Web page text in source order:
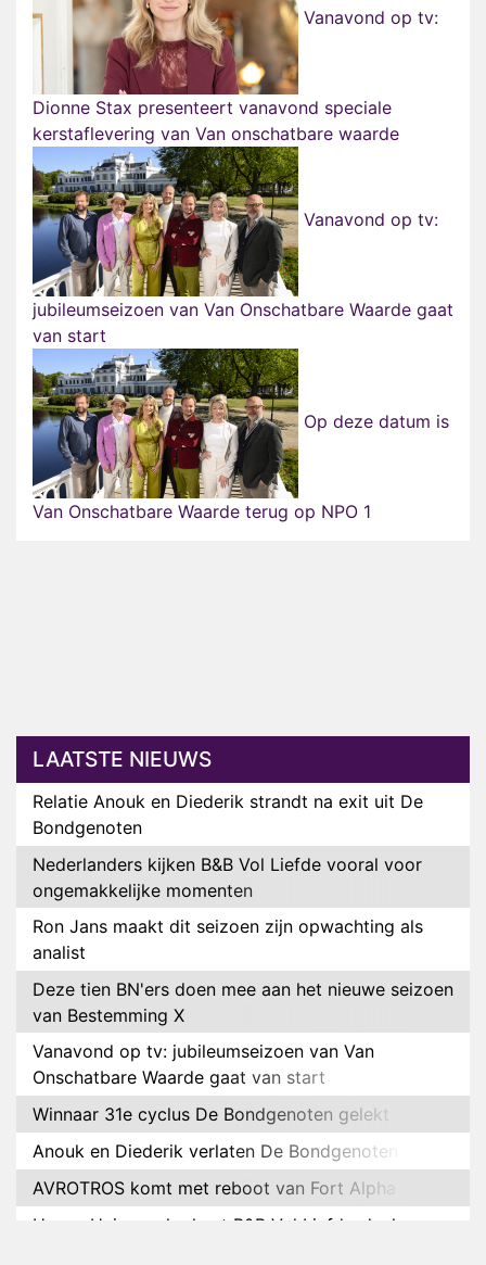
Vanavond op tv:
Dionne Stax presenteert vanavond speciale
kerstaflevering van Van onschatbare waarde
Vanavond op tv:
jubileumseizoen van Van Onschatbare Waarde gaat
van start
Op deze datum is
Van Onschatbare Waarde terug op NPO 1
LAATSTE NIEUWS
Relatie Anouk en Diederik strandt na exit uit De
Bondgenoten
Nederlanders kijken B&B Vol Liefde vooral voor
ongemakkelijke momenten
Ron Jans maakt dit seizoen zijn opwachting als
analist
Deze tien BN'ers doen mee aan het nieuwe seizoen
van Bestemming X
Vanavond op tv: jubileumseizoen van Van
Onschatbare Waarde gaat van start
Winnaar 31e cyclus De Bondgenoten gelekt
Anouk en Diederik verlaten De Bondgenoten
AVROTROS komt met reboot van Fort Alpha
Henny Huisman herkent B&B Vol Liefde-deelnemer